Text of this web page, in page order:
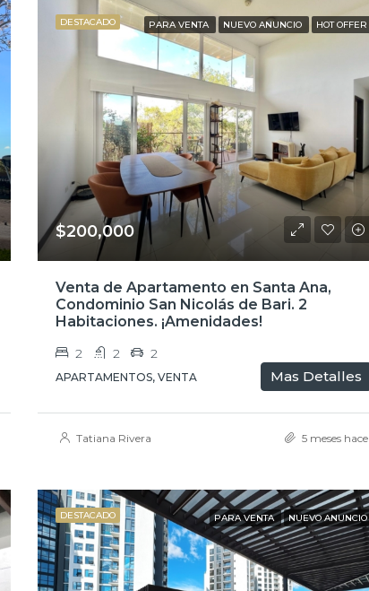
DESTACADO PARA VENTA NUEVO ANUNCIO HOT OFFER
$200,000
Venta de Apartamento en Santa Ana,
Condominio San Nicolás de Bari. 2
Habitaciones. ¡Amenidades!
2 2 2
APARTAMENTOS, VENTA Mas Detalles
Tatiana Rivera 5 meses hace
DESTACADO PARA VENTA NUEVO ANUNCIO